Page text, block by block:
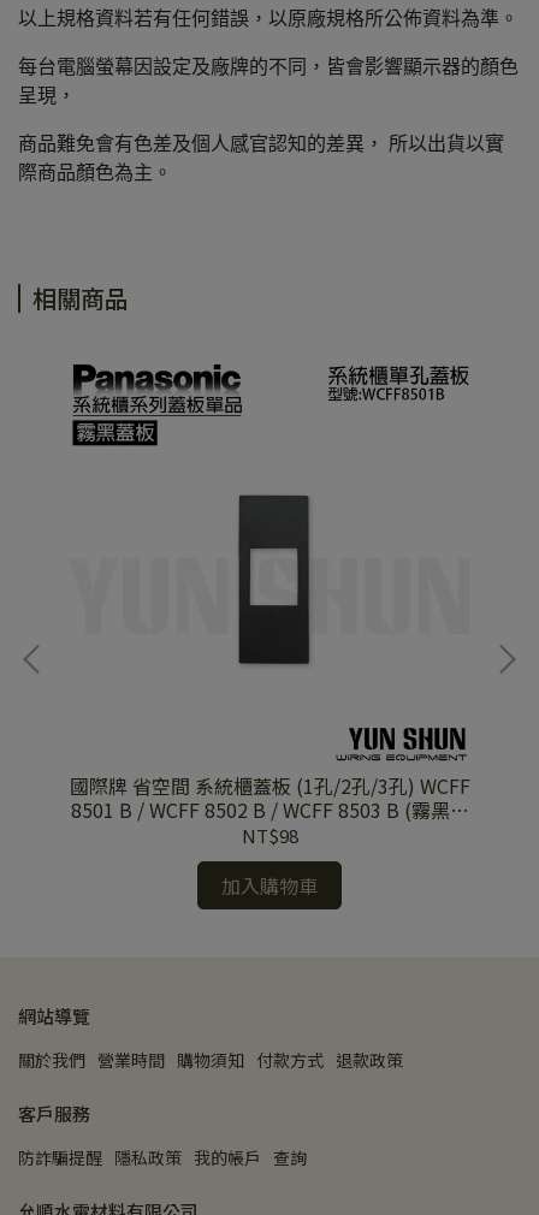
以上規格資料若有任何錯誤，以原廠規格所公佈資料為準。
每台電腦螢幕因設定及廠牌的不同，皆會影響顯示器的顏色
呈現，
商品難免會有色差及個人感官認知的差異， 所以出貨以實
際商品顏色為主。
相關商品
國際牌 省空間 系統櫃蓋板 (1孔/2孔/3孔) WCFF
8501 B / WCFF 8502 B / WCFF 8503 B (霧黑色
單品)
NT$98
加入購物車
網站導覽
關於我們 營業時間 購物須知 付款方式 退款政策
客戶服務
防詐騙提醒 隱私政策 我的帳戶 查詢